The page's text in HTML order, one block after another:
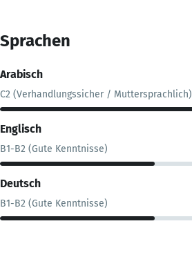
Sprachen
Arabisch
C2 (Verhandlungssicher / Muttersprachlich)
Englisch
B1-B2 (Gute Kenntnisse)
Deutsch
B1-B2 (Gute Kenntnisse)